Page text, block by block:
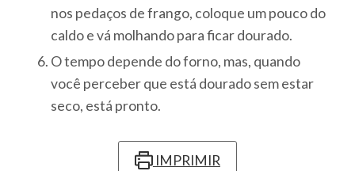
nos pedaços de frango, coloque um pouco do
caldo e vá molhando para ficar dourado.
O tempo depende do forno, mas, quando
você perceber que está dourado sem estar
seco, está pronto.
IMPRIMIR